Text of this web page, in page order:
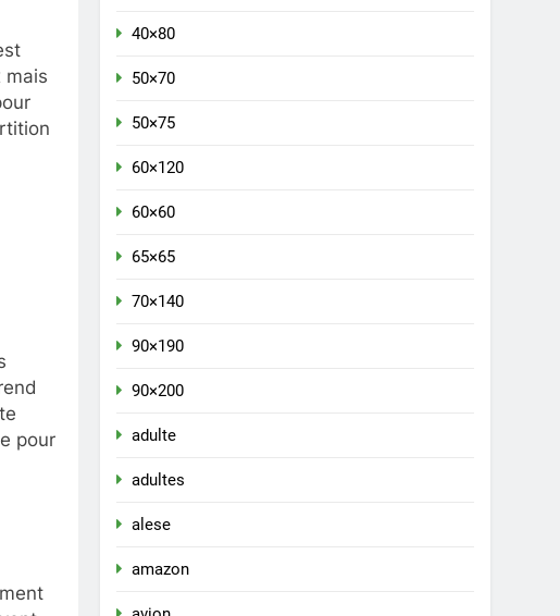
mais
pour
40×80
50×70
50×75
60×120
60×60
65×65
70×140
90×190
90×200
adulte
adultes
alese
amazon